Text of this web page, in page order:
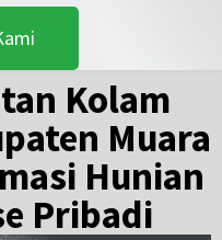
Kolam
Muara
Hunian
Pribadi